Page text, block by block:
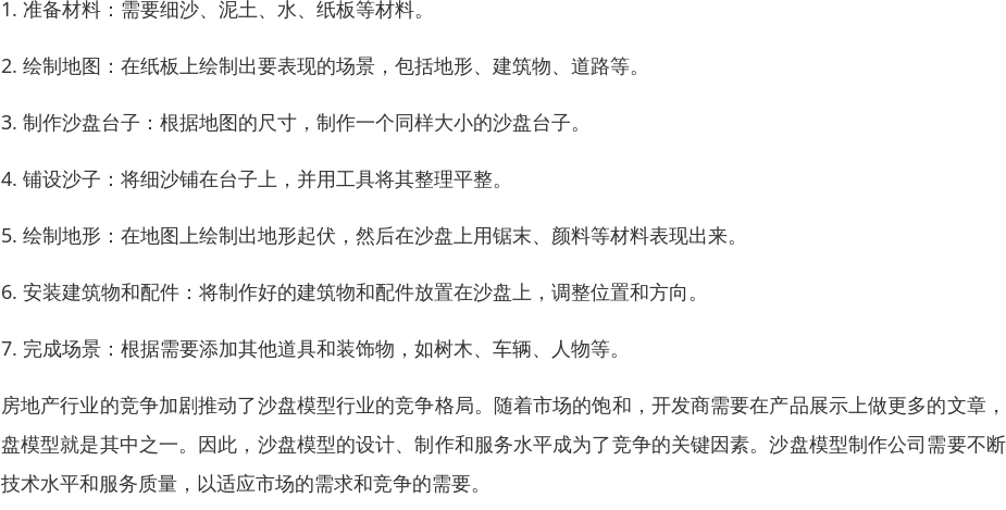
1. 准备材料：需要细沙、泥土、水、纸板等材料。
2. 绘制地图：在纸板上绘制出要表现的场景，包括地形、建筑物、道路等。
3. 制作沙盘台子：根据地图的尺寸，制作一个同样大小的沙盘台子。
4. 铺设沙子：将细沙铺在台子上，并用工具将其整理平整。
5. 绘制地形：在地图上绘制出地形起伏，然后在沙盘上用锯末、颜料等材料表现出来。
6. 安装建筑物和配件：将制作好的建筑物和配件放置在沙盘上，调整位置和方向。
7. 完成场景：根据需要添加其他道具和装饰物，如树木、车辆、人物等。
房地产行业的竞争加剧推动了沙盘模型行业的竞争格局。随着市场的饱和，开发商需要在产品展示上做更多的文章
盘模型就是其中之一。因此，沙盘模型的设计、制作和服务水平成为了竞争的关键因素。沙盘模型制作公司需要不
技术水平和服务质量，以适应市场的需求和竞争的需要。